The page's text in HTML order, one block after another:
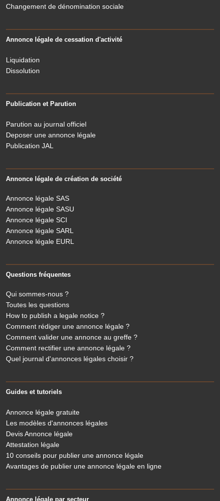
Changement de dénomination sociale
Annonce légale de cessation d'activité
Liquidation
Dissolution
Publication et Parution
Parution au journal officiel
Deposer une annonce légale
Publication JAL
Annonce légale de création de société
Annonce légale SAS
Annonce légale SASU
Annonce légale SCI
Annonce légale SARL
Annonce légale EURL
Questions fréquentes
Qui sommes-nous ?
Toutes les questions
How to publish a legale notice ?
Comment rédiger une annonce légale ?
Comment valider une annonce au greffe ?
Comment rectifier une annonce légale ?
Quel journal d'annonces légales choisir ?
Guides et tutoriels
Annonce légale gratuite
Les modèles d'annonces légales
Devis Annonce légale
Attestation légale
10 conseils pour publier une annonce légale
Avantages de publier une annonce légale en ligne
Annonce légale par secteur